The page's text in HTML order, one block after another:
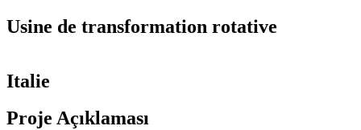
Usine de transformation rotative
Italie
Proje Açıklaması